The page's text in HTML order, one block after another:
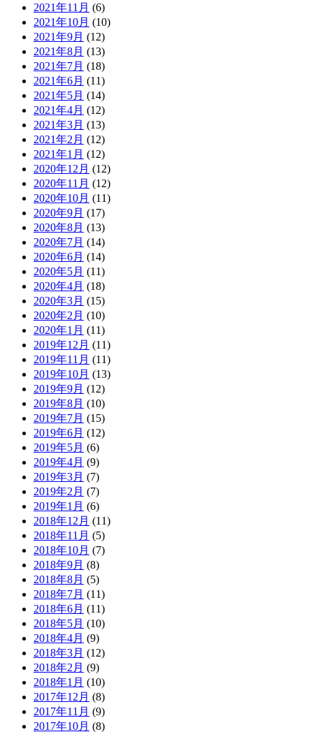
2021年11月 (6)
2021年10月 (10)
2021年9月 (12)
2021年8月 (13)
2021年7月 (18)
2021年6月 (11)
2021年5月 (14)
2021年4月 (12)
2021年3月 (13)
2021年2月 (12)
2021年1月 (12)
2020年12月 (12)
2020年11月 (12)
2020年10月 (11)
2020年9月 (17)
2020年8月 (13)
2020年7月 (14)
2020年6月 (14)
2020年5月 (11)
2020年4月 (18)
2020年3月 (15)
2020年2月 (10)
2020年1月 (11)
2019年12月 (11)
2019年11月 (11)
2019年10月 (13)
2019年9月 (12)
2019年8月 (10)
2019年7月 (15)
2019年6月 (12)
2019年5月 (6)
2019年4月 (9)
2019年3月 (7)
2019年2月 (7)
2019年1月 (6)
2018年12月 (11)
2018年11月 (5)
2018年10月 (7)
2018年9月 (8)
2018年8月 (5)
2018年7月 (11)
2018年6月 (11)
2018年5月 (10)
2018年4月 (9)
2018年3月 (12)
2018年2月 (9)
2018年1月 (10)
2017年12月 (8)
2017年11月 (9)
2017年10月 (8)